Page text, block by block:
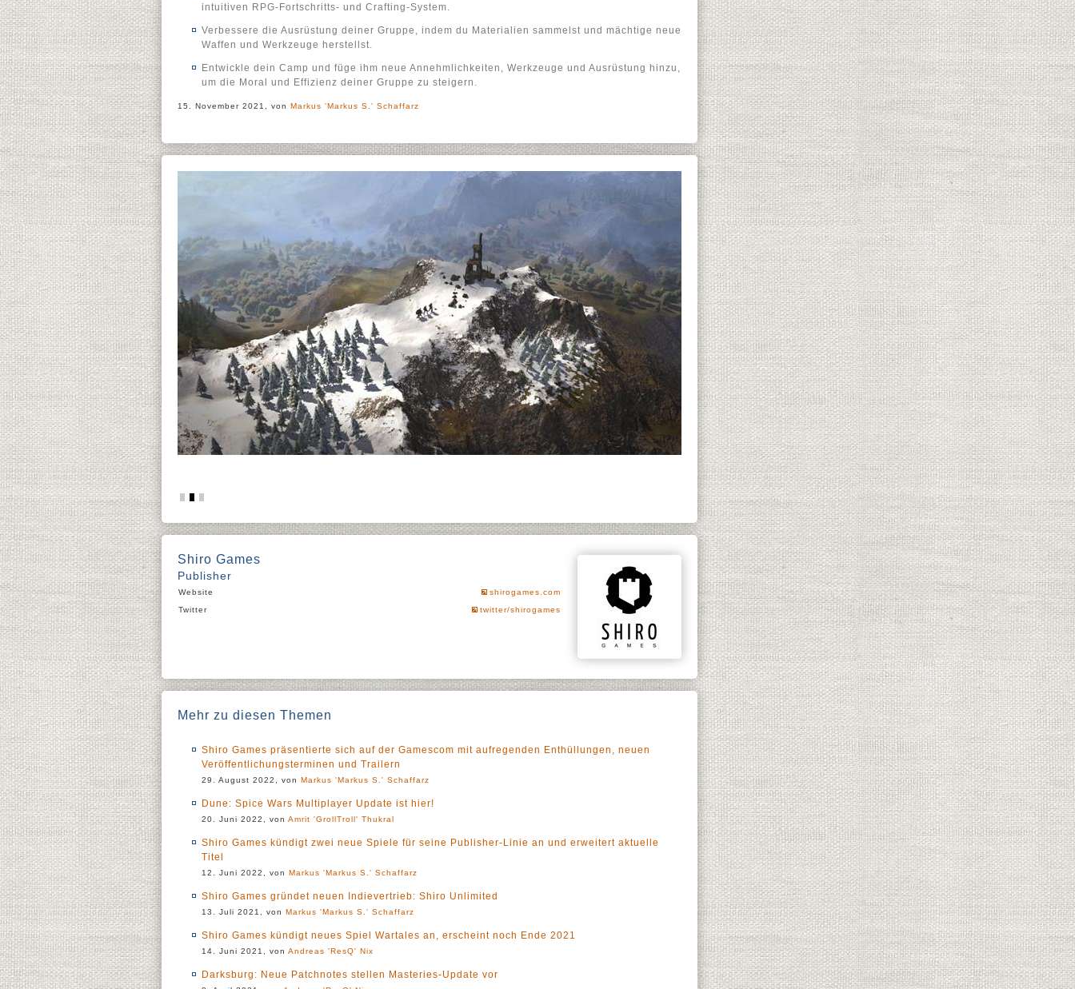
intuitiven RPG-Fortschritts- und Crafting-System.
Verbessere die Ausrüstung deiner Gruppe, indem du Materialien sammelst und mächtige neue
Waffen und Werkzeuge herstellst.
Entwickle dein Camp und füge ihm neue Annehmlichkeiten, Werkzeuge und Ausrüstung hinzu,
um die Moral und Effizienz deiner Gruppe zu steigern.
15. November 2021, von Markus 'Markus S.' Schaffarz
Shiro Games
Publisher
Website
shirogames.com
Twitter
twitter/shirogames
Mehr zu diesen Themen
Shiro Games präsentierte sich auf der Gamescom mit aufregenden Enthüllungen, neuen
Veröffentlichungsterminen und Trailern
29. August 2022, von Markus 'Markus S.' Schaffarz
Dune: Spice Wars Multiplayer Update ist hier!
20. Juni 2022, von Amrit 'GrollTroll' Thukral
Shiro Games kündigt zwei neue Spiele für seine Publisher-Linie an und erweitert aktuelle
Titel
12. Juni 2022, von Markus 'Markus S.' Schaffarz
Shiro Games gründet neuen Indievertrieb: Shiro Unlimited
13. Juli 2021, von Markus 'Markus S.' Schaffarz
Shiro Games kündigt neues Spiel Wartales an, erscheint noch Ende 2021
14. Juni 2021, von Andreas 'ResQ' Nix
Darksburg: Neue Patchnotes stellen Masteries-Update vor